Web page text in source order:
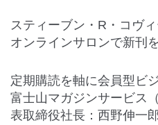
スティーブン・R・コヴ
オンラインサロンで新刊
定期購読を軸に会員型ビ
富士山マガジンサービス
表取締役社長：西野伸一